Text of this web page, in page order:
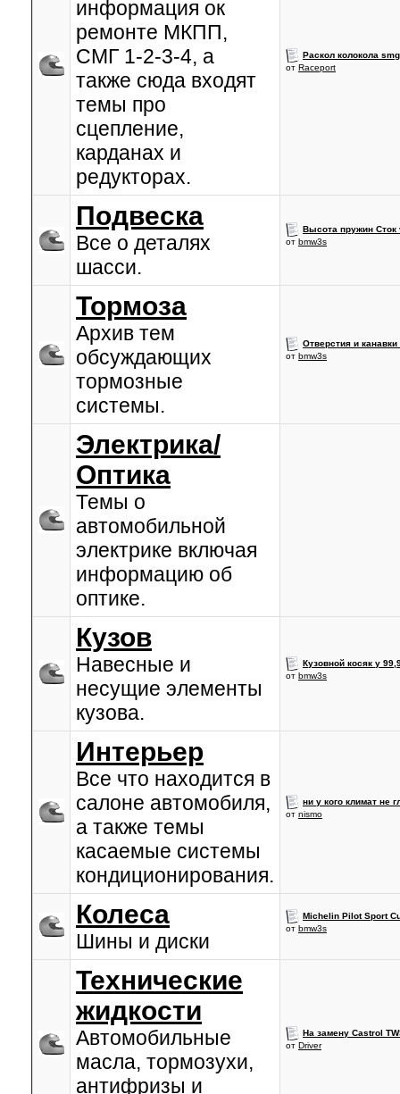
информация ок
ремонте МКПП,
СМГ 1-2-3-4, а
также сюда входят
темы про
сцепление,
карданах и
редукторах.
Раскол колокола
от Raceport
Подвеска
Все о деталях
шасси.
Высота пружин Сток
от bmw3s
Тормоза
Архив тем
обсуждающих
тормозные
системы.
Отверстия и
от bmw3s
Электрика/
Оптика
Темы о
автомобильной
электрике включая
информацию об
оптике.
Кузов
Навесные и
несущие элементы
кузова.
Кузовной косяк у
от bmw3s
Интерьер
Все что находится в
салоне автомобиля,
а также темы
касаемые системы
кондиционирования.
ни у кого климат не
от nismo
Колеса
Шины и диски
Michelin Pilot Sport
от bmw3s
Технические
жидкости
Автомобильные
масла, тормозухи,
антифризы и
На замену Castrol
от Driver